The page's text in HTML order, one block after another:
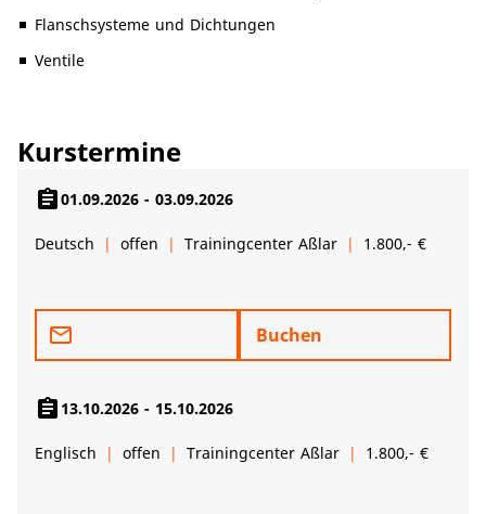
Flanschsysteme und Dichtungen
Ventile
Kurstermine
assignment01.09.2026 - 03.09.2026
Deutsch offen Trainingcenter Aßlar 1.800,- €
mail_outline Buchen
assignment 13.10.2026 - 15.10.2026
Englisch offen Trainingcenter Aßlar 1.800,- €